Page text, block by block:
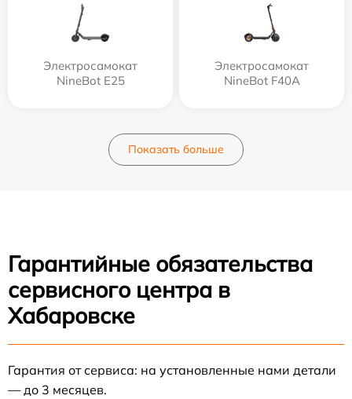
Электросамокат
NineBot E25
Электросамокат
NineBot F40A
Показать больше
Гарантийные обязательства
сервисного центра в
Хабаровске
Гарантия от сервиса: на установленные нами детали
— до 3 месяцев.